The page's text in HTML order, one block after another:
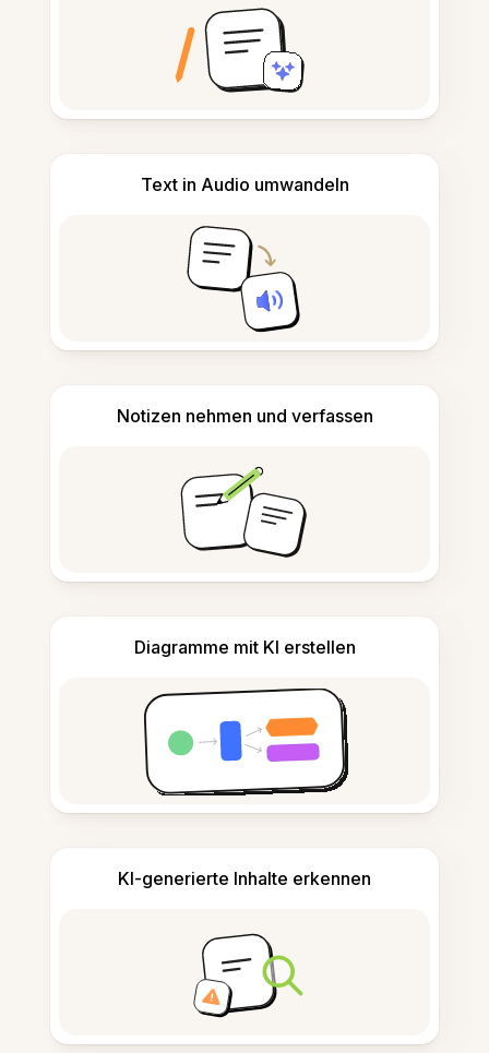
Text in Audio umwandeln
Notizen nehmen und verfassen
Diagramme mit KI erstellen
KI-generierte Inhalte erkennen